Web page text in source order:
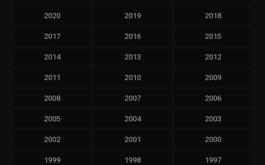
2020 2019 2018
2017 2016 2015
2014 2013 2012
2011 2010 2009
2008 2007 2006
2005 2004 2003
2002 2001 2000
1999 1998 1997